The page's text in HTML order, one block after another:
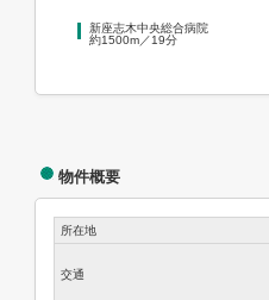
新座志木中央総合病院
約1500m／19分
物件概要
所在地
交通